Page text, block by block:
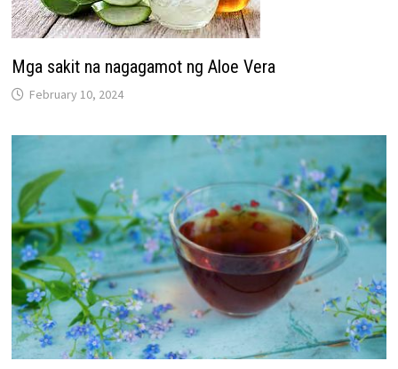
Mga sakit na nagagamot ng Aloe Vera
February 10, 2024